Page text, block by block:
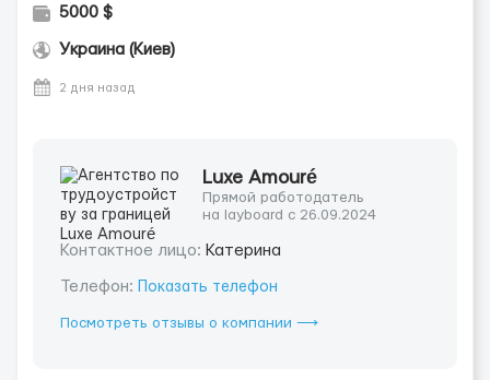
5000 $
Украина (Киев)
2 дня назад
Luxe Amouré
Прямой работодатель
на layboard с 26.09.2024
Контактное лицо: Катерина
Телефон: Показать телефон
Посмотреть отзывы о компании ⟶